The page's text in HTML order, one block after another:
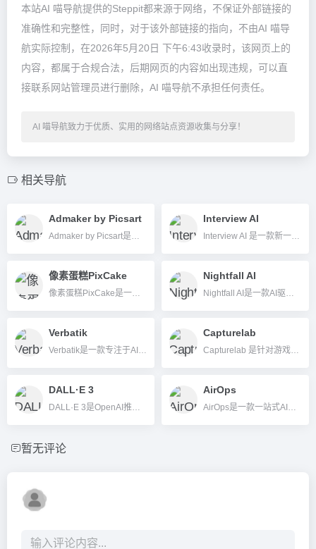
本站AI 喵导航提供的Steppit都来源于网络，不保证外部链接的
准确性和完整性，同时，对于该外部链接的指向，不由AI 喵导
航实际控制，在2026年5月20日 下午6:43收录时，该网页上的
内容，都属于合规合法，后期网页的内容如出现违规，可以直
接联系网站管理员进行删除，AI 喵导航不承担任何责任。
AI 喵导航致力于优质、实用的网络站点资源收集与分享！
相关导航
Admaker by Picsart Interview AI
像素蛋糕PixCake Nightfall AI
Verbatik Capturelab
DALL·E 3 AirOps
暂无评论